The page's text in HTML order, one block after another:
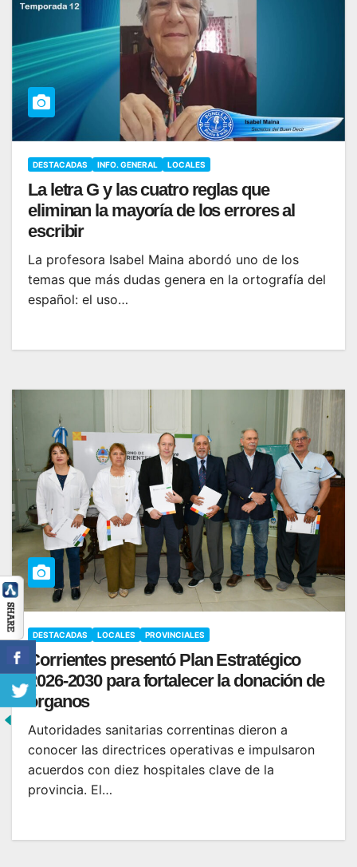
DESTACADAS INFO. GENERAL LOCALES
La letra G y las cuatro reglas que
eliminan la mayoría de los errores al
escribir
La profesora Isabel Maina abordó uno de los
temas que más dudas genera en la ortografía del
español: el uso…
DESTACADAS LOCALES PROVINCIALES
Corrientes presentó Plan Estratégico
2026-2030 para fortalecer la donación de
órganos
Autoridades sanitarias correntinas dieron a
conocer las directrices operativas e impulsaron
acuerdos con diez hospitales clave de la
provincia. El…